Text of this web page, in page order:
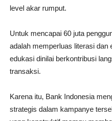
level akar rumput.
Untuk mencapai 60 juta
adalah memperluas literasi dan
edukasi dinilai berkontribusi
transaksi.
Karena itu, Bank Indonesia
strategis dalam kampanye